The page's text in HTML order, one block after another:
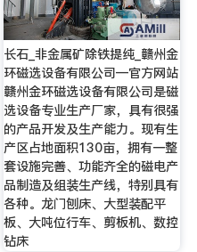
长石_非金属矿除铁提纯_赣州金
环磁选设备有限公司—官方网站
赣州金环磁选设备有限公司是磁
选设备专业生产厂家，具有很强
的产品开发及生产能力。现有生
产区占地面积130亩，拥有一整
套设施完善、功能齐全的磁电产
品制造及组装生产线，特别具有
各种。龙门刨床、大型装配平
板、大吨位行车、剪板机、数控
钻床